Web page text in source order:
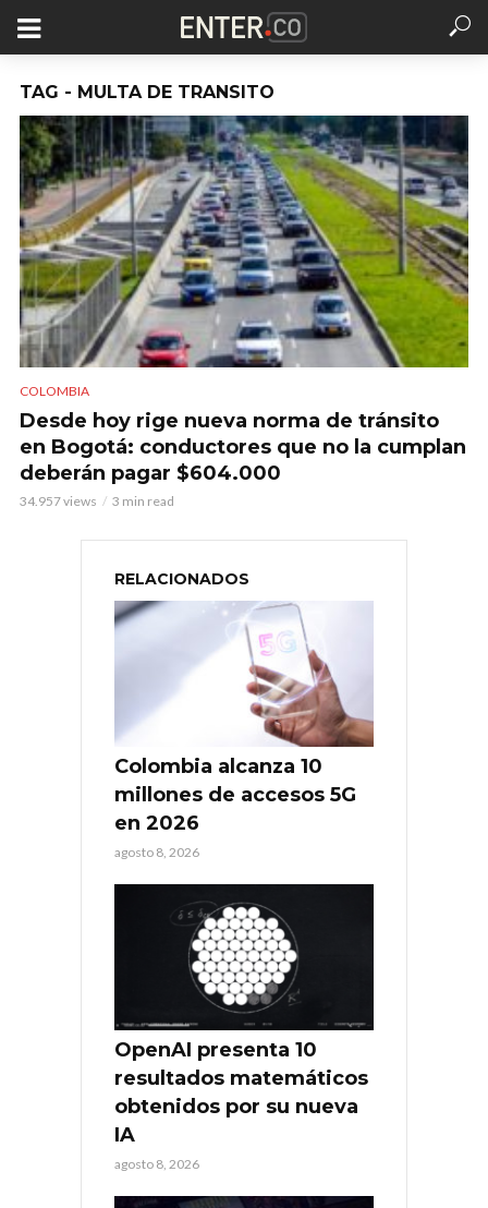
TAG - MULTA DE TRANSITO
COLOMBIA
Desde hoy rige nueva norma de tránsito
en Bogotá: conductores que no la cumplan
deberán pagar $604.000
34.957 views 3 min read
RELACIONADOS
Colombia alcanza 10
millones de accesos 5G
en 2026
agosto 8, 2026
OpenAI presenta 10
resultados matemáticos
obtenidos por su nueva
IA
agosto 8, 2026